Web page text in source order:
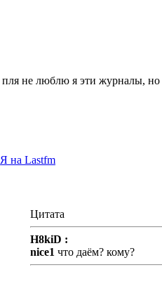
пля не люблю я эти журналы, но
Я на Lastfm
Цитата
H8kiD :
nice1 что даём? кому?